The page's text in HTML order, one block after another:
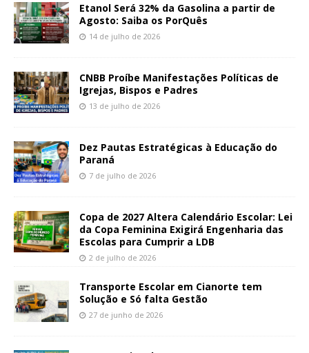
Etanol Será 32% da Gasolina a partir de
Agosto: Saiba os PorQuês
14 de julho de 2026
CNBB Proíbe Manifestações Políticas de
Igrejas, Bispos e Padres
13 de julho de 2026
Dez Pautas Estratégicas à Educação do
Paraná
7 de julho de 2026
Copa de 2027 Altera Calendário Escolar: Lei
da Copa Feminina Exigirá Engenharia das
Escolas para Cumprir a LDB
2 de julho de 2026
Transporte Escolar em Cianorte tem
Solução e Só falta Gestão
27 de junho de 2026